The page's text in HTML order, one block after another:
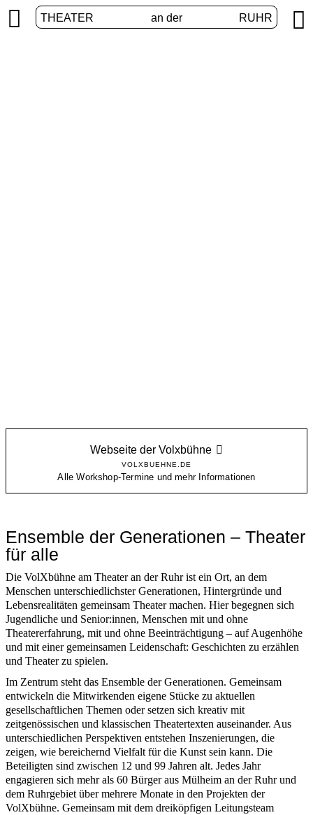
THEATER an der RUHR
 
Webseite der Volxbühne
VOLXBUEHNE.DE
Alle Workshop-Termine und mehr Informationen
Ensemble der Generationen – Theater
für alle
Die VolXbühne am Theater an der Ruhr ist ein Ort, an dem
Menschen unterschiedlichster Generationen, Hintergründe und
Lebensrealitäten gemeinsam Theater machen. Hier begegnen sich
Jugendliche und Senior:innen, Menschen mit und ohne
Theatererfahrung, mit und ohne Beeinträchtigung – auf Augenhöhe
und mit einer gemeinsamen Leidenschaft: Geschichten zu erzählen
und Theater zu spielen.
Im Zentrum steht das Ensemble der Generationen. Gemeinsam
entwickeln die Mitwirkenden eigene Stücke zu aktuellen
gesellschaftlichen Themen oder setzen sich kreativ mit
zeitgenössischen und klassischen Theatertexten auseinander. Aus
unterschiedlichen Perspektiven entstehen Inszenierungen, die
zeigen, wie bereichernd Vielfalt für die Kunst sein kann. Die
Beteiligten sind zwischen 12 und 99 Jahren alt. Jedes Jahr
engagieren sich mehr als 60 Bürger aus Mülheim an der Ruhr und
dem Ruhrgebiet über mehrere Monate in den Projekten der
VolXbühne. Gemeinsam mit dem dreiköpfigen Leitungsteam